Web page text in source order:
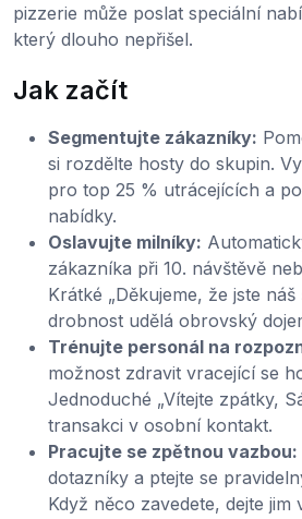
pizzerie může poslat speciální
který dlouho nepřišel.
Jak začít
Segmentujte zákazníky:
si rozdělte hosty do skupin.
pro top 25 % utrácejících a
nabídky.
Oslavujte milníky:
zákazníka při 10. návštěvě
Krátké „Děkujeme, že jste náš
drobnost udělá obrovský
Trénujte personál na
možnost zdravit vracející se
Jednoduché „Vítejte zpátky,
transakci v osobní kontakt.
Pracujte se zpětnou vazbou:
dotazníky a ptejte se
Když něco zavedete, dejte jim